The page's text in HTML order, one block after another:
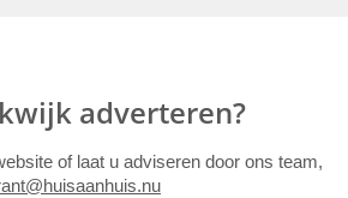
adverteren?
of laat u adviseren door ons team,